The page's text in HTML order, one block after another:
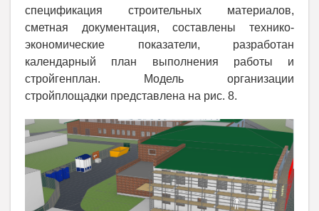
спецификация строительных материалов,
сметная документация, составлены технико-
экономические показатели, разработан
календарный план выполнения работы и
стройгенплан. Модель организации
стройплощадки представлена на рис. 8.